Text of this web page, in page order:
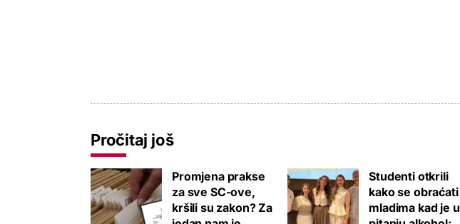
Pročitaj još
Promjena prakse
za sve SC-ove,
kršili su zakon? Za
Studenti otkrili
kako se obraćati
mladima kad je u